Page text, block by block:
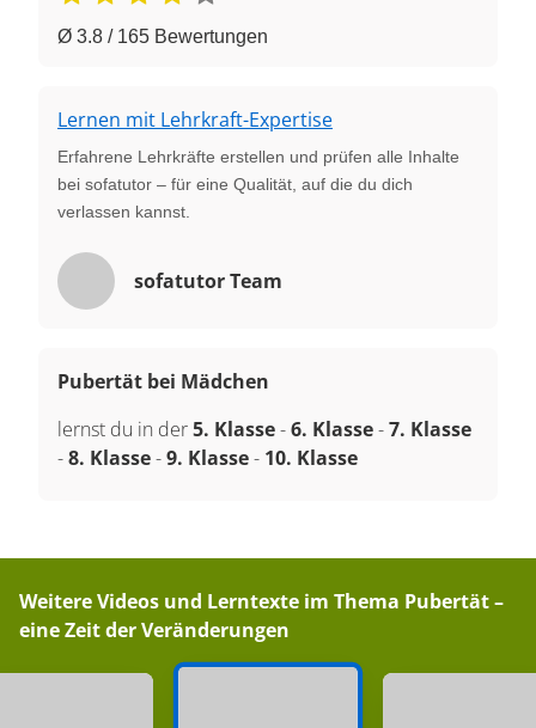
Ø 3.8 / 165 Bewertungen
Lernen mit Lehrkraft-Expertise
Erfahrene Lehrkräfte erstellen und prüfen alle Inhalte
bei sofatutor – für eine Qualität, auf die du dich
verlassen kannst.
sofatutor Team
Pubertät bei Mädchen
lernst du in der5. Klasse-6. Klasse-7. Klasse
-8. Klasse-9. Klasse- 10. Klasse
Weitere Videos und Lerntexte im Thema Pubertät –
eine Zeit der Veränderungen